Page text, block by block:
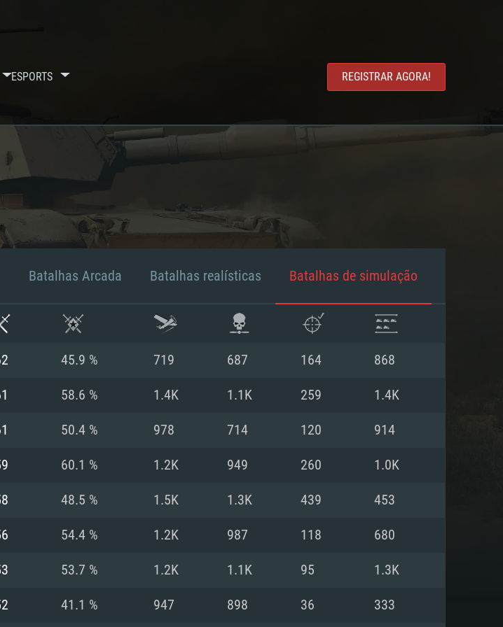
ESPORTS REGISTRAR AGORA!
DE SISTEMA
Batalhas Arcada Batalhas realísticas Batalhas de simulação
45.9 % 719 687 164 868
58.6 % 1.4K 1.1K 259 1.4K
50.4 % 978 714 120 914
60.1 % 1.2K 949 260 1.0K
48.5 % 1.5K 1.3K 439 453
54.4 % 1.2K 987 118 680
53.7 % 1.2K 1.1K 95 1.3K
41.1 % 947 898 36 333